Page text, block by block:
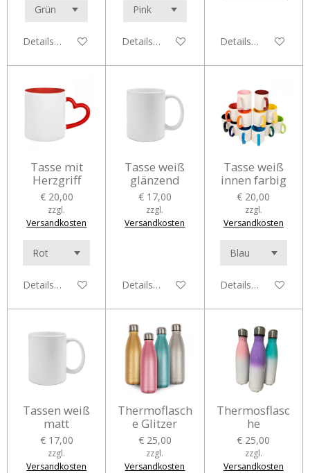
Details anzeigen Details anzeigen Details anzeigen
Tasse mit
Herzgriff
€ 20,00
zzgl.
Versandkosten
Details anzeigen
Tasse weiß
glänzend
€ 17,00
zzgl.
Versandkosten
Details anzeigen
Tasse weiß
innen farbig
€ 20,00
zzgl.
Versandkosten
Details anzeigen
Tassen weiß
matt
€ 17,00
zzgl.
Versandkosten
Thermoflasch
e Glitzer
€ 25,00
zzgl.
Versandkosten
Thermosflasc
he
€ 25,00
zzgl.
Versandkosten